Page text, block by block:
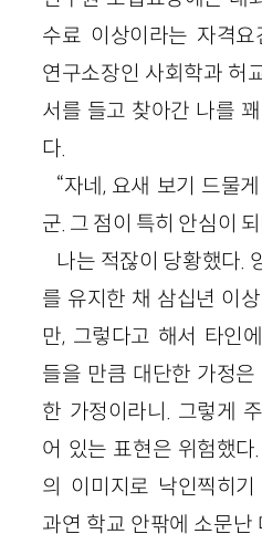
수료 이상이라는 자격
연구소장인 사회학과 허
서를 들고 찾아간 나를
다.
“자네, 요새 보기 드물
군. 그 점이 특히 안심이 되
나는 적잖이 당황했다.
를 유지한 채 삼십년 이
만, 그렇다고 해서 타인
들을 만큼 대단한 가정
한 가정이라니. 그렇게
어 있는 표현은 위험했
의 이미지로 낙인찍히
과연 학교 안팎에 소문난